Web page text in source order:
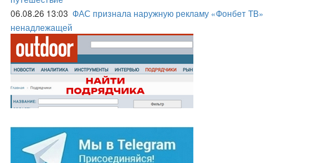
06.08.26 13:03 ФАС признала наружную рекламу «Фонбет ТВ»
ненадлежащей